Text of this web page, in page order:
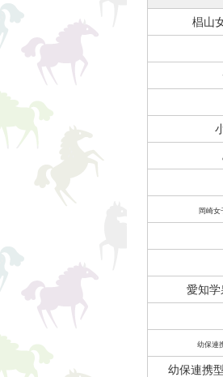
椙山
岡崎女
愛知学
幼保連
幼保連携